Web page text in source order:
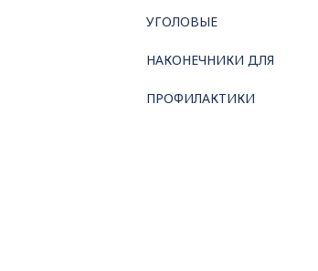
УГОЛОВЫЕ
НАКОНЕЧНИКИ ДЛЯ
ПРОФИЛАКТИКИ